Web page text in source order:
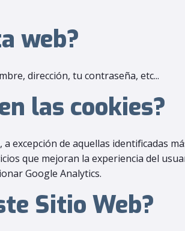
web?
dirección, tu contraseña, etc...
las cookies?
excepción de aquellas identificadas
que mejoran la experiencia del
Google Analytics.
Sitio Web?